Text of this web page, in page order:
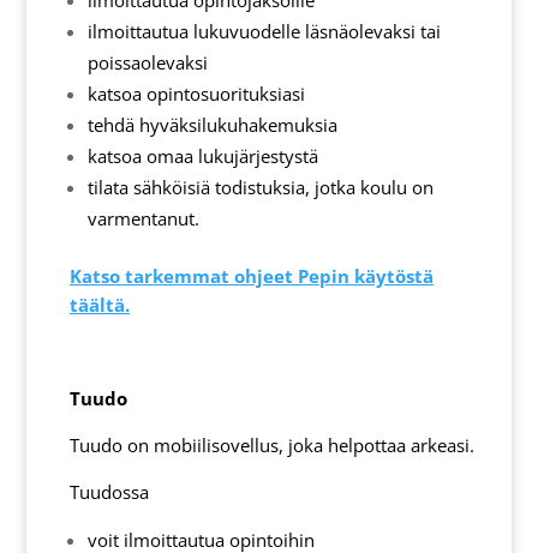
ilmoittautua lukuvuodelle läsnäolevaksi tai
poissaolevaksi
katsoa opintosuorituksiasi
tehdä hyväksilukuhakemuksia
katsoa omaa lukujärjestystä
tilata sähköisiä todistuksia, jotka koulu on
varmentanut.
Katso tarkemmat ohjeet Pepin käytöstä
täältä.
Tuudo
Tuudo on mobiilisovellus, joka helpottaa arkeasi.
Tuudossa
voit ilmoittautua opintoihin